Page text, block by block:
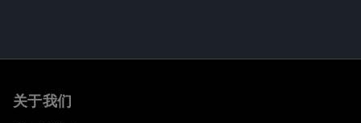
关于我们